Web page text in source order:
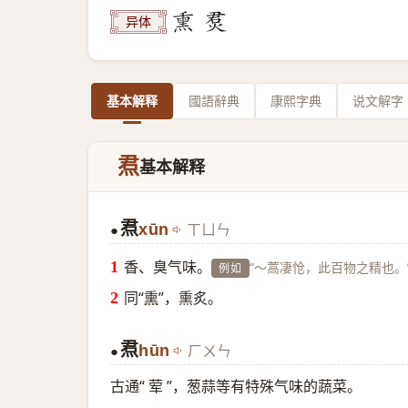
异体
基本解释 國語辭典 康熙字典 说文解字
焄基本解释
● 焄xūn ㄒㄩㄣ
香、臭气味。 例如 “～蒿凄怆，此百物之精也。
同“熏”，熏炙。
● 焄hūn ㄏㄨㄣ
古通“ 荤 ”，葱蒜等有特殊气味的蔬菜。